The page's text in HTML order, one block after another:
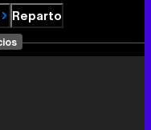
Reparto